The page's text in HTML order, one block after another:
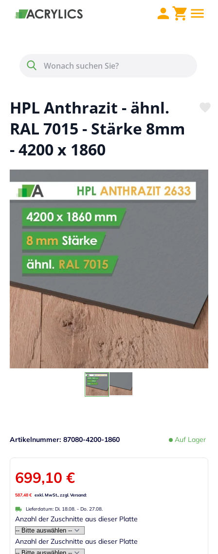
Menü
HPL Anthrazit - ähnl.
RAL 7015 - Stärke 8mm
- 4200 x 1860
Auf Lager
Artikelnummer 87080-4200-1860
Anzahl der Zuschnitte aus dieser Platte
Anzahl der Zuschnitte aus dieser Platte
699,10 €
587,48 €
Lieferdatum: Di. 18.08. - Do. 27.08.